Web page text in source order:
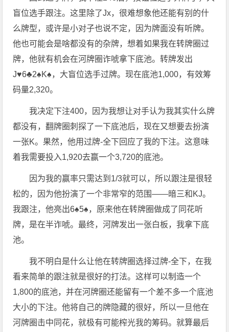
盲位选手跟注。这里除了Jx，很难想象他还能有别的什
么牌型，或许是小对子也说不定，因为牌面没有听牌。
他也可能会是啥都没有的杂牌，想着如果我在转牌圈过
牌，他就有机会在河牌圈诈唬拿下底池。转牌发出
J♥6♣2♠K♠，大盲位选手过牌。现在底池1,000，有效筹
码量2,320。
我决定下注400，因为我想让对手认为我其实什么牌
都没有，翻牌圈刺探了一下底池后，现在又想要去扮演
一张K。果然，他用过牌-全下回应了我的下注。这意味
着我需要投入1,920去赢一个3,720的底池。
因为我的赢率只需达到1/3就可以，所以跟注是很轻
松的，因为他扮演了一个非常窄的范围——暗三和KJ。
我跟注，他亮出6♠5♠，原来他在转牌圈做成了同花听
牌，是在半诈唬。最终，河牌发出一张白板，我拿下底
池。
我不明白是什么让他在转牌圈选择过牌-全下，在我
看来简单的跟注就是很好的打法。这样可以制造一个
1,800的底池，并在河牌圈还能留有一个差不多一个底池
大小的下注。他将自己的牌隐藏的很好，所以一旦他在
河牌圈击中同花，就极有可能榨光我的筹码。就算最后